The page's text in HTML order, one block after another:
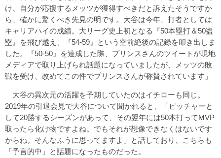
け、自分が応援するメッツが獲得すべきだと訴えたそうですか
ら、確かに驚くべき先見の明です。大谷は今年、打者としては
キャリアハイの成績。大リーグ史上初となる『50本塁打＆50盗
塁』を飛び越え、『54-59』という空前絶後の記録を叩き出しま
した。『50-50』を達成した際、プリンスさんのツイートが現地
メディアで取り上げられ話題になっていましたが、メッツの敗
戦を受け、改めてこの件でプリンスさんが称賛されています」
大谷の異次元の活躍を予期していたのはイチローも同じ。
2019年の引退会見で大谷について聞かれると、「ピッチャーと
して20勝するシーズンがあって、その翌年には50本打ってMVP
取ったら化け物ですよね。でもそれが想像できなくはないです
からね。そんなふうに思ってますよ」と話しており、こちらも
「予言的中」と話題になったものだった。